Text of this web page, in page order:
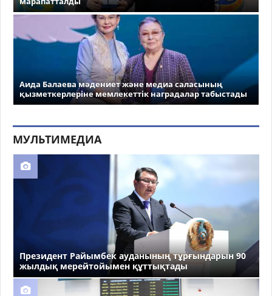
Аида Балаева мәдениет және медиа саласының
қызметкерлеріне мемлекеттік наградалар табыстады
МУЛЬТИМЕДИА
Президент Райымбек ауданының тұрғындарын 90
жылдық мерейтойымен құттықтады